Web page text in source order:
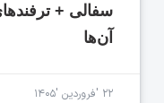
سفالی +
آن‌ها
۲۲ 'فروردین '۱۴۰۵